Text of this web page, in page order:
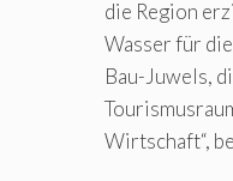
die Region
Wasser für
Bau-Juwels,
Wirtschaft“,